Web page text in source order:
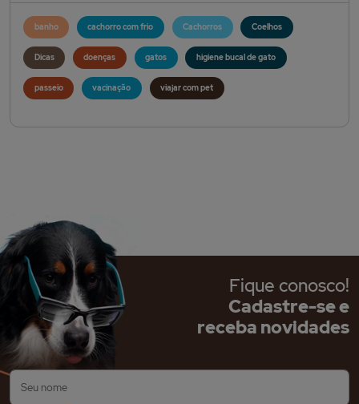
banho cachorro com frio Cachorros Coelhos
Dicas doenças gatos higiene bucal de gato
passeio vacinação viajar com pet
Fique conosco!
Cadastre-se e
receba novidades